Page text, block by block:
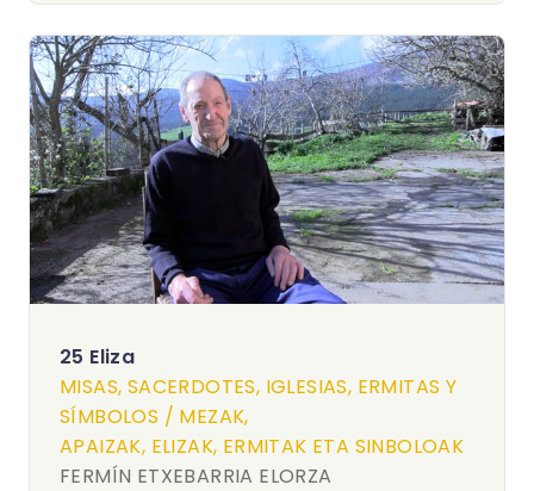
25 Eliza
MISAS, SACERDOTES, IGLESIAS, ERMITAS Y
SÍMBOLOS / MEZAK,
APAIZAK, ELIZAK, ERMITAK ETA SINBOLOAK
FERMÍN ETXEBARRIA ELORZA